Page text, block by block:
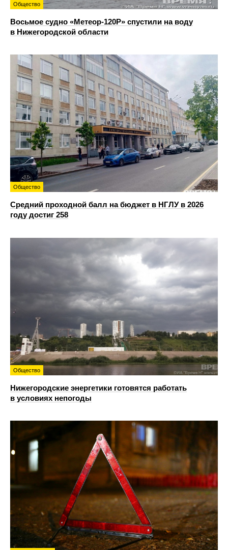
Общество
Восьмое судно «Метеор-120Р» спустили на воду
в Нижегородской области
Общество
Средний проходной балл на бюджет в НГЛУ в 2026
году достиг 258
Общество
Нижегородские энергетики готовятся работать
в условиях непогоды